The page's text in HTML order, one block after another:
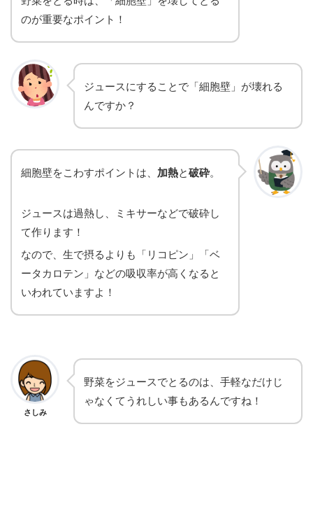
のが重要なポイント！
ジュースにすることで「細胞壁」が壊れる
んですか？
細胞壁をこわすポイントは、 加熱と破砕。
ジュースは過熱し、ミキサーなどで破砕し
て作ります！
なので、生で摂るよりも「リコピン」「ベ
ータカロテン」などの吸収率が高くなると
いわれていますよ！
さしみ
野菜をジュースでとるのは、手軽なだけじ
ゃなくてうれしい事もあるんですね！